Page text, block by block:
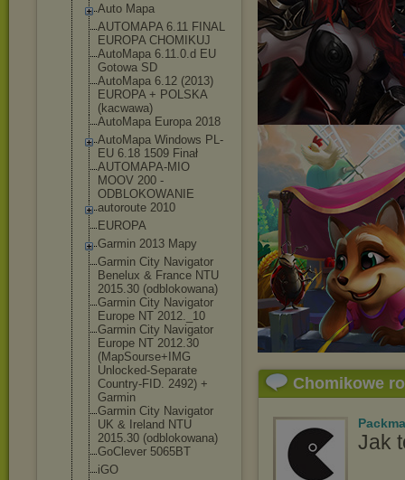
Auto Mapa
AUTOMAPA 6.11 FINAL
EUROPA CHOMIKUJ
AutoMapa 6.11.0.d EU
Gotowa SD
AutoMapa 6.12 (2013)
EUROPA + POLSKA
(kacwawa)
AutoMapa Europa 2018
AutoMapa Windows PL-
EU 6.18 1509 Finał
AUTOMAPA-MIO
MOOV 200 -
ODBLOKOWANIE
autoroute 2010
EUROPA
Garmin 2013 Mapy
Garmin City Navigator
Benelux & France NTU
2015.30 (odblokowana)
Garmin City Navigator
Europe NT 2012._10
Garmin City Navigator
Europe NT 2012.30
(MapSourse+IMG
Unlocked-Separate
Country-FID. 2492) +
Garmin
Garmin City Navigator
UK & Ireland NTU
2015.30 (odblokowana)
GoClever 5065BT
iGO
Chomikowe
Jak